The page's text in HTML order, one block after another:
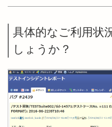
具体的なご利用状
しょうか？